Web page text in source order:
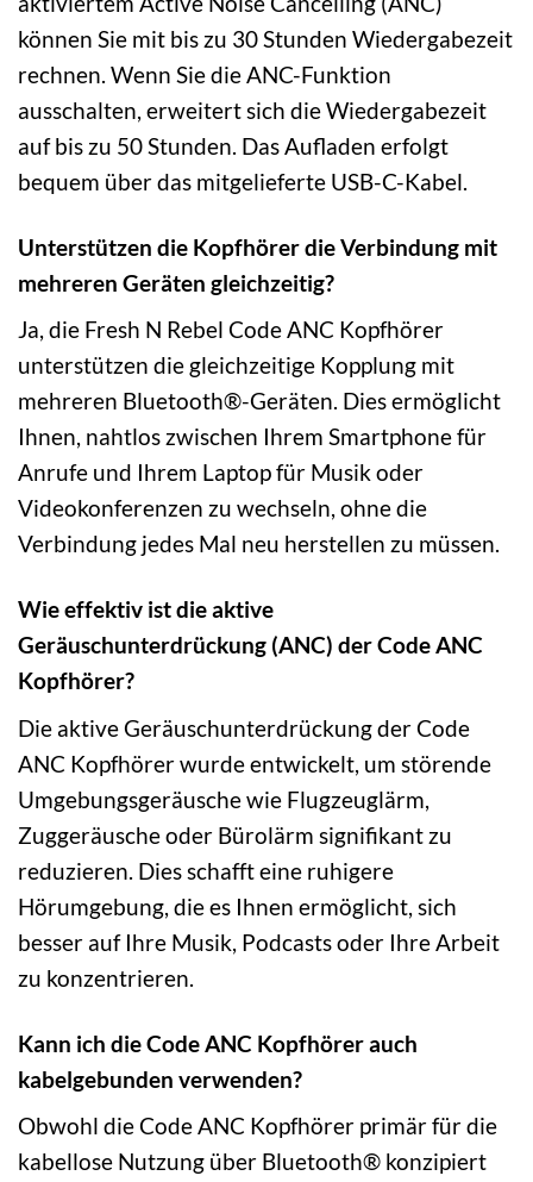
können Sie mit bis zu 30 Stunden Wiedergabezeit
rechnen. Wenn Sie die ANC-Funktion
ausschalten, erweitert sich die Wiedergabezeit
auf bis zu 50 Stunden. Das Aufladen erfolgt
bequem über das mitgelieferte USB-C-Kabel.
Unterstützen die Kopfhörer die Verbindung mit
mehreren Geräten gleichzeitig?
Ja, die Fresh N Rebel Code ANC Kopfhörer
unterstützen die gleichzeitige Kopplung mit
mehreren Bluetooth®-Geräten. Dies ermöglicht
Ihnen, nahtlos zwischen Ihrem Smartphone für
Anrufe und Ihrem Laptop für Musik oder
Videokonferenzen zu wechseln, ohne die
Verbindung jedes Mal neu herstellen zu müssen.
Wie effektiv ist die aktive
Geräuschunterdrückung (ANC) der Code ANC
Kopfhörer?
Die aktive Geräuschunterdrückung der Code
ANC Kopfhörer wurde entwickelt, um störende
Umgebungsgeräusche wie Flugzeuglärm,
Zuggeräusche oder Bürolärm signifikant zu
reduzieren. Dies schafft eine ruhigere
Hörumgebung, die es Ihnen ermöglicht, sich
besser auf Ihre Musik, Podcasts oder Ihre Arbeit
zu konzentrieren.
Kann ich die Code ANC Kopfhörer auch
kabelgebunden verwenden?
Obwohl die Code ANC Kopfhörer primär für die
kabellose Nutzung über Bluetooth® konzipiert